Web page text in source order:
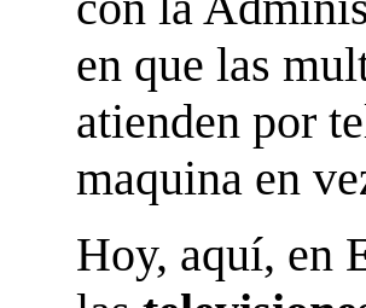
en que las
atienden por
maquina en
Hoy, aquí, en